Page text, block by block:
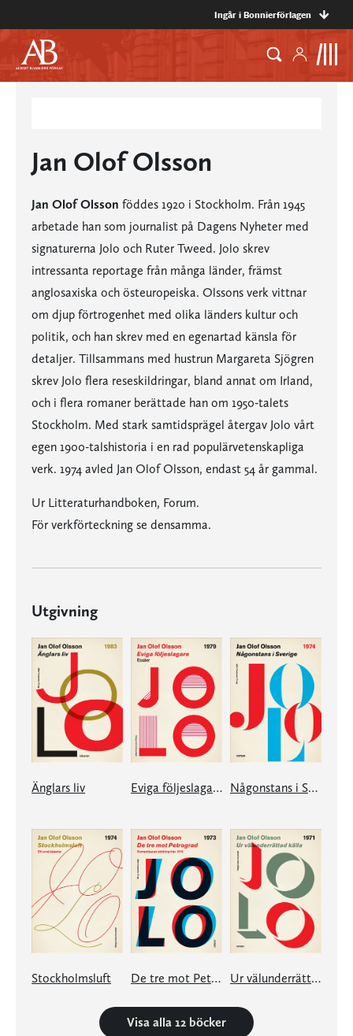
Ingår i Bonnierförlagen
Jan Olof Olsson
Jan Olof Olsson föddes 1920 i Stockholm. Från 1945
arbetade han som journalist på Dagens Nyheter med
signaturerna Jolo och Ruter Tweed. Jolo skrev
intressanta reportage från många länder, främst
anglosaxiska och östeuropeiska. Olssons verk vittnar
om djup förtrogenhet med olika länders kultur och
politik, och han skrev med en egenartad känsla för
detaljer. Tillsammans med hustrun Margareta Sjögren
skrev Jolo flera reseskildringar, bland annat om Irland,
och i flera romaner berättade han om 1950-talets
Stockholm. Med stark samtidsprägel återgav Jolo vårt
egen 1900-talshistoria i en rad populärvetenskapliga
verk. 1974 avled Jan Olof Olsson, endast 54 år gammal.
Ur Litteraturhandboken, Forum.
För verkförteckning se densamma.
Utgivning
Änglars liv Eviga följeslagare Någonstans i Sverige
Stockholmsluft De tre mot Petrograd Ur välunderrättad källa
Visa alla 12 böcker